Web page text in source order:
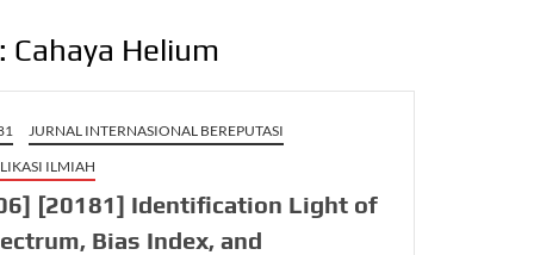
Cahaya Helium
JURNAL INTERNASIONAL BEREPUTASI
ILMIAH
[20181] Identification Light of
Bias Index, and